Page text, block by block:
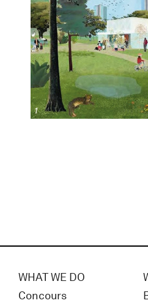
WHAT WE DO
Concours